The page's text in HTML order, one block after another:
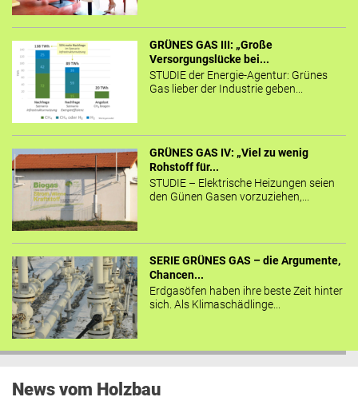
GRÜNES GAS III: „Große
Versorgungslücke bei...
STUDIE der Energie-Agentur: Grünes
Gas lieber der Industrie geben...
GRÜNES GAS IV: „Viel zu wenig
Rohstoff für...
STUDIE – Elektrische Heizungen seien
den Günen Gasen vorzuziehen,...
SERIE GRÜNES GAS – die Argumente,
Chancen...
Erdgasöfen haben ihre beste Zeit hinter
sich. Als Klimaschädlinge...
News vom Holzbau